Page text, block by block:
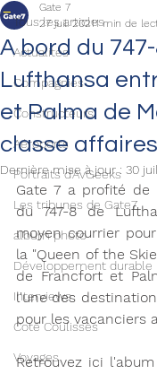
Tous les articles
Actualités
Compagnies
Constructeurs
Aéroports
Portraits d'AvGeeks
Les tribunes de Gate7
album photo
Développement durable
Interviews
Coté Coulisses
Voyages
A bord du
Lufthansa
et Palma de
classe
Gate 7
27 juil. 20211 min de
Dernière mise à jour : 30
Gate 7 a profité de
du 747-8 de
moyen courrier
la "Queen of the
de Francfort et
l'une des
pour les vacanciers
Retrouvez ici